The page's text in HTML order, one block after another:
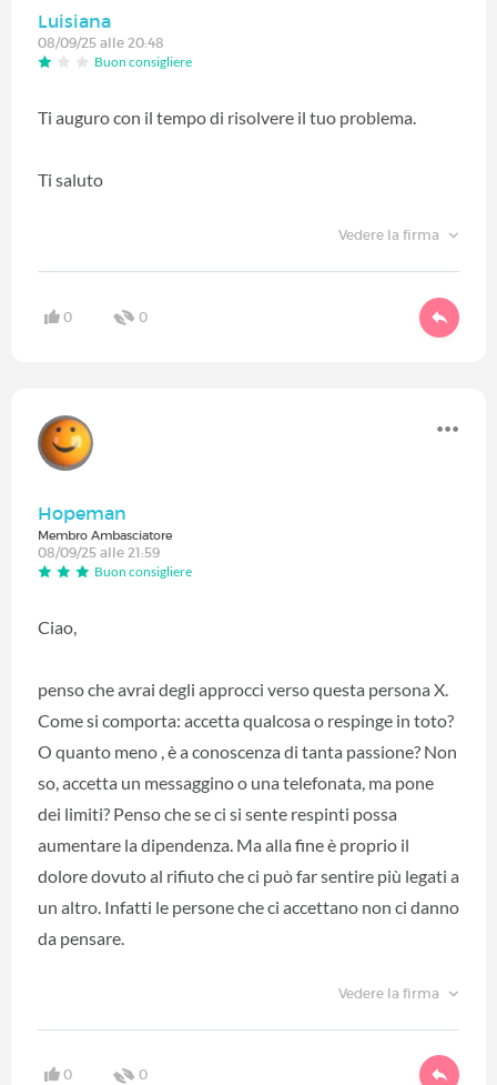
Luisiana
08/09/25 alle 20:48
Buon consigliere
Ti auguro con il tempo di risolvere il tuo problema.
Ti saluto
Vedere la firma
0 0
Hopeman
Membro Ambasciatore
08/09/25 alle 21:59
Buon consigliere
Ciao,
penso che avrai degli approcci verso questa persona X.
Come si comporta: accetta qualcosa o respinge in toto?
O quanto meno , è a conoscenza di tanta passione? Non
so, accetta un messaggino o una telefonata, ma pone
dei limiti? Penso che se ci si sente respinti possa
aumentare la dipendenza. Ma alla fine è proprio il
dolore dovuto al rifiuto che ci può far sentire più legati a
un altro. Infatti le persone che ci accettano non ci danno
da pensare.
Vedere la firma
0 0